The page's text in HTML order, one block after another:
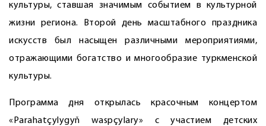
культуры, ставшая значимым событием в культурной
жизни региона. Второй день масштабного праздника
искусств был насыщен различными мероприятиями,
отражающими богатство и многообразие туркменской
культуры.
Программа дня открылась красочным концертом
«Parahatçylygyň waspçylary» с участием детских